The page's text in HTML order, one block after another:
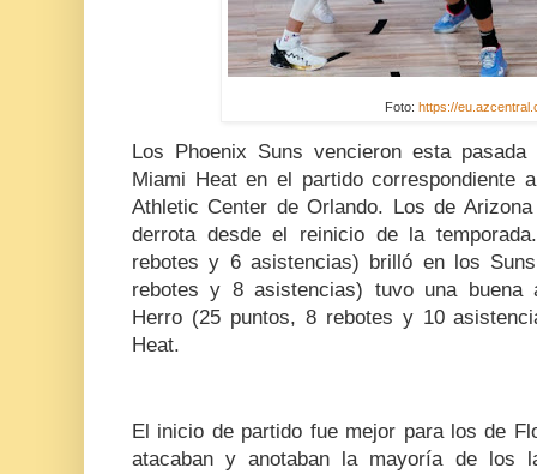
Foto: https://
Los Phoenix Suns vencieron esta
Miami Heat en el partido correspondiente
Athletic Center de Orlando. Los de
derrota desde el reinicio de la
rebotes y 6 asistencias) brilló en los
rebotes y 8 asistencias) tuvo una buena
Herro (25 puntos, 8 rebotes y 10
Heat.
El inicio de partido fue mejor para los de
atacaban y anotaban la mayoría de los